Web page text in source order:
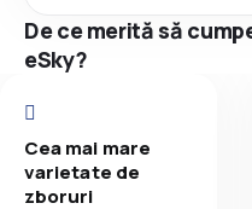
De ce merită să
eSky?
Cea mai mare
varietate de
zboruri